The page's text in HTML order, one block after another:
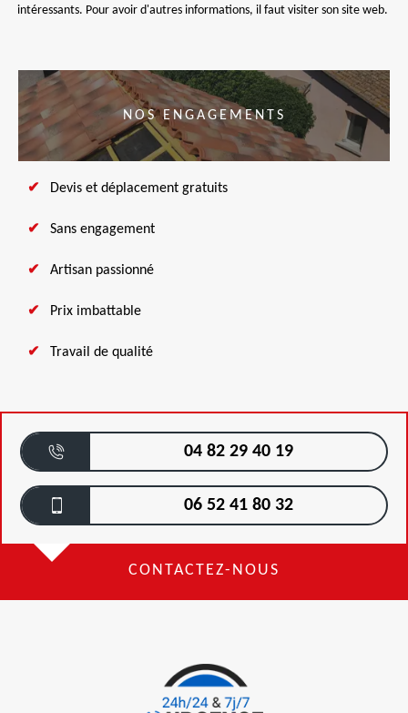
intéressants. Pour avoir d'autres informations, il faut visiter son site web.
NOS ENGAGEMENTS
Devis et déplacement gratuits
Sans engagement
Artisan passionné
Prix imbattable
Travail de qualité
04 82 29 40 19
06 52 41 80 32
CONTACTEZ-NOUS